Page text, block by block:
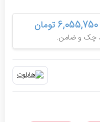
6,055,750 تومان